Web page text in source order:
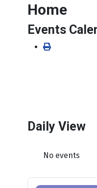
Home
Events
Daily View
No events